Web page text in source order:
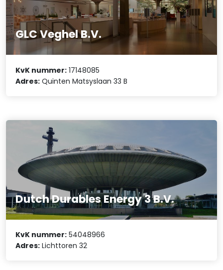
GLC Veghel B.V.
KvK nummer: 17148085
Adres: Quinten Matsyslaan 33 B
Dutch Durables Energy 3 B.V.
KvK nummer: 54048966
Adres: Lichttoren 32